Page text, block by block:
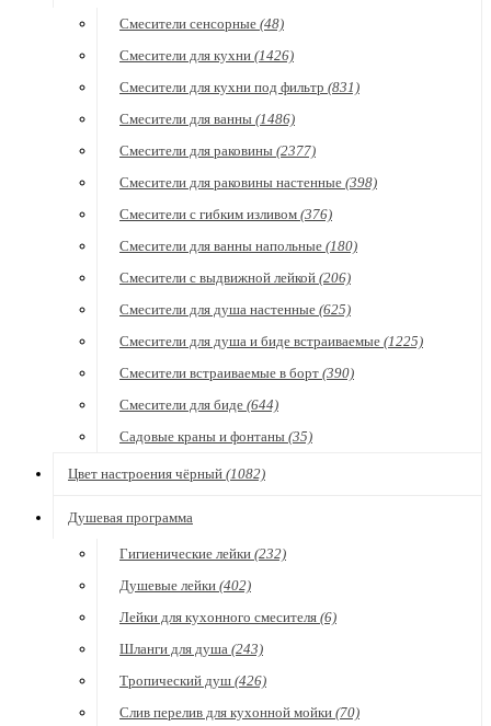
Смесители сенсорные (48)
Смесители для кухни (1426)
Смесители для кухни под фильтр (831)
Смесители для ванны (1486)
Смесители для раковины (2377)
Смесители для раковины настенные (398)
Смесители с гибким изливом (376)
Смесители для ванны напольные (180)
Смесители с выдвижной лейкой (206)
Смесители для душа настенные (625)
Смесители для душа и биде встраиваемые (1225)
Смесители встраиваемые в борт (390)
Смесители для биде (644)
Садовые краны и фонтаны (35)
Цвет настроения чёрный (1082)
Душевая программа
Гигиенические лейки (232)
Душевые лейки (402)
Лейки для кухонного смесителя (6)
Шланги для душа (243)
Тропический душ (426)
Слив перелив для кухонной мойки (70)